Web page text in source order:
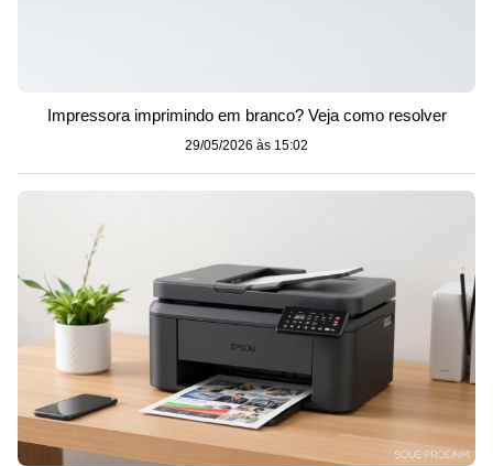
Impressora imprimindo em branco? Veja como resolver
29/05/2026 às 15:02